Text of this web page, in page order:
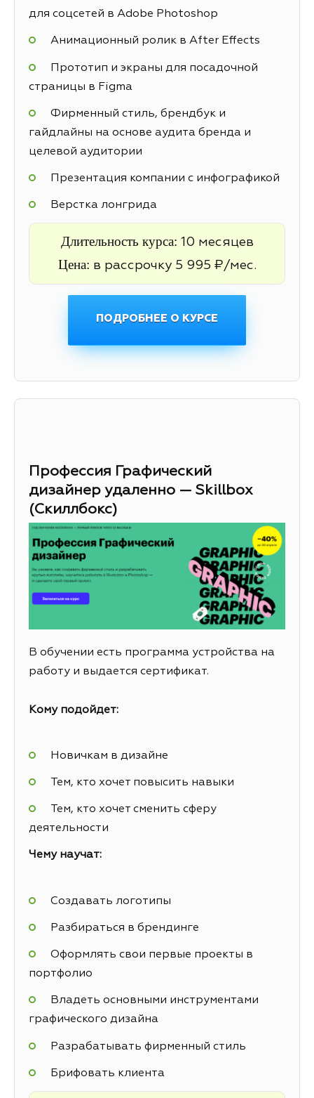
для соцсетей в Adobe Photoshop
Анимационный ролик в After Effects
Прототип и экраны для посадочной
страницы в Figma
Фирменный стиль, брендбук и
гайдлайны на основе аудита бренда и
целевой аудитории
Презентация компании с инфографикой
Верстка лонгрида
Длительность курса: 10 месяцев
Цена: в рассрочку 5 995 ₽/мес.
ПОДРОБНЕЕ О КУРСЕ
Профессия Графический
дизайнер удаленно — Skillbox
(Скиллбокс)
В обучении есть программа устройства на
работу и выдается сертификат.
Кому подойдет:
Новичкам в дизайне
Тем, кто хочет повысить навыки
Тем, кто хочет сменить сферу
деятельности
Чему научат:
Создавать логотипы
Разбираться в брендинге
Оформлять свои первые проекты в
портфолио
Владеть основными инструментами
графического дизайна
Разрабатывать фирменный стиль
Брифовать клиента